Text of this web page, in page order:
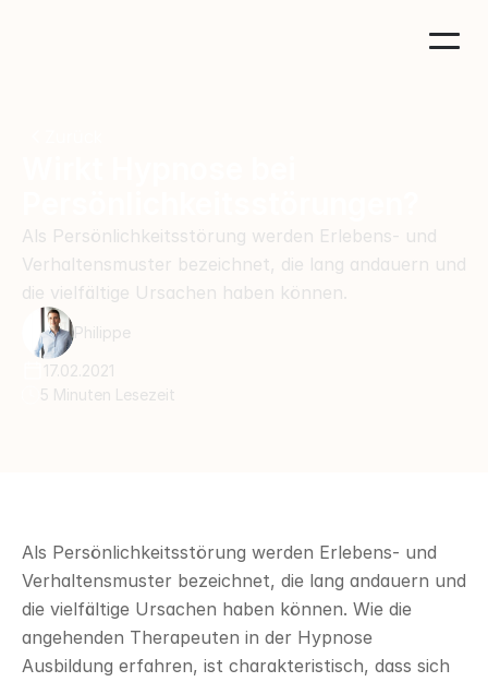
Als Persönlichkeitsstörung werden Erlebens- und
Verhaltensmuster bezeichnet, die lang andauern und
die vielfältige Ursachen haben können.
Philippe
17.02.2021
5 Minuten Lesezeit
Als Persönlichkeitsstörung werden Erlebens- und
Verhaltensmuster bezeichnet, die lang andauern und
die vielfältige Ursachen haben können. Wie die
angehenden Therapeuten in der Hypnose
Ausbildung erfahren, ist charakteristisch, dass sich